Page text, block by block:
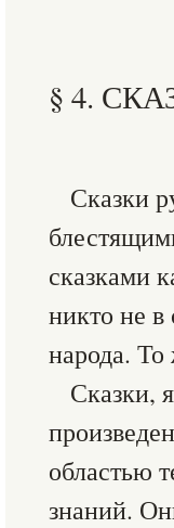
§ 4.
Сказки
сказками
никто не в
народа. То
Сказки,
областью
знаний.